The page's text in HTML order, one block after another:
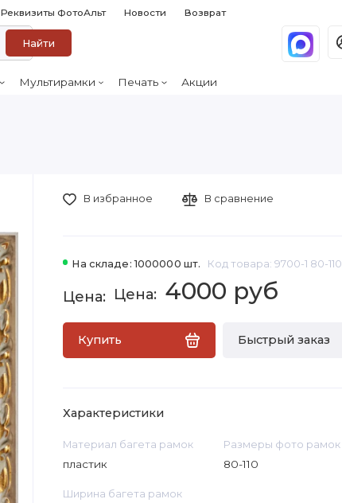
Реквизиты ФотоАльт Новости Возврат
Найти
Мультирамки Печать Акции
На складе: 1000000 шт. Код товара: 9700-1 80-110
4000 руб
Купить Быстрый заказ
В избранное В сравнение
Характеристики
Материал багета рамок
пластик
Размеры фото рамок
80-110
Ширина багета рамок